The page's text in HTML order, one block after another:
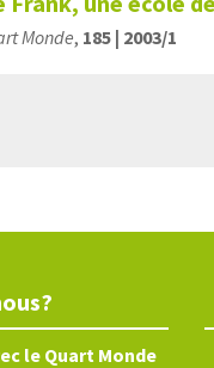
Monde, 185 | 2003/1
le Quart Monde